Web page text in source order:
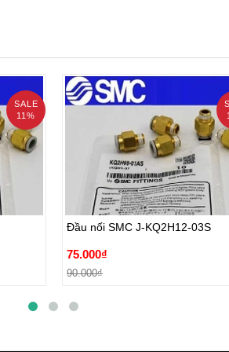
SALE
11%
Đầu nối SMC J-KQ2H12-03S
75.000₫
90.000₫
Đầu nối SMC J-KQ2H12-03S
75.000₫